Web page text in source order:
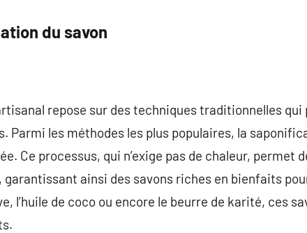
du savon
repose sur des techniques traditionnelles
Parmi les méthodes les plus populaires, la
Ce processus, qui n’exige pas de chaleur, permet
garantissant ainsi des savons riches en bienfaits
l’huile de coco ou encore le beurre de karité, ces